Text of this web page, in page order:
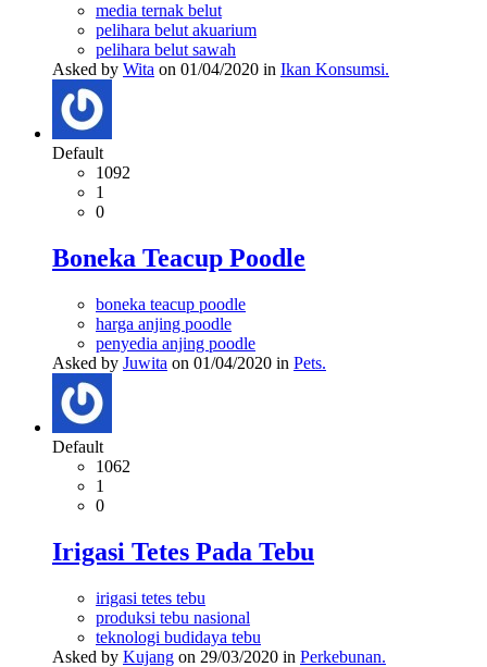
media ternak belut
pelihara belut akuarium
pelihara belut sawah
Asked by Wita on 01/04/2020 in Ikan Konsumsi.
Default
1092
1
0
Boneka Teacup Poodle
boneka teacup poodle
harga anjing poodle
penyedia anjing poodle
Asked by Juwita on 01/04/2020 in Pets.
Default
1062
1
0
Irigasi Tetes Pada Tebu
irigasi tetes tebu
produksi tebu nasional
teknologi budidaya tebu
Asked by Kujang on 29/03/2020 in Perkebunan.